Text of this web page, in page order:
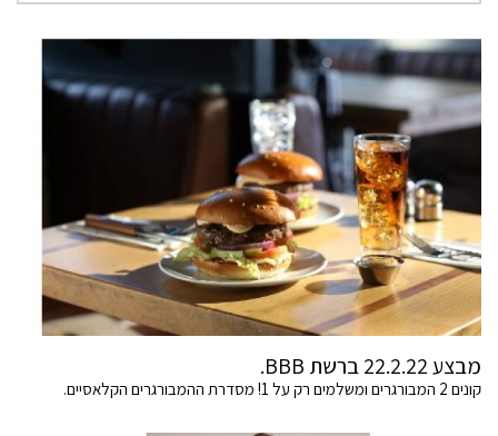
מבצע 22.2.22 ברשת BBB.
קונים 2 המבורגרים ומשלמים רק על 1! מסדרת ההמבורגרים הקלאסיים.